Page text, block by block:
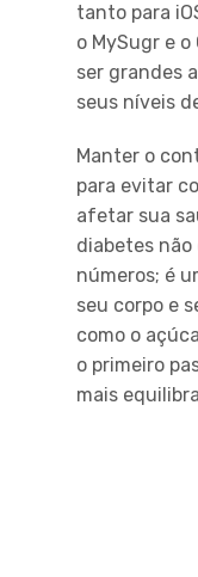
tanto para
o MySugr e o
ser grandes
seus níveis
Manter o
para evitar
afetar sua
diabetes não
números; é
seu corpo e
como o
o primeiro
mais